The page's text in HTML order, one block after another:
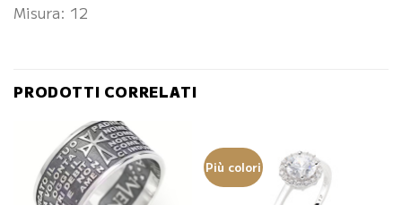
Misura: 12
PRODOTTI CORRELATI
Più colori